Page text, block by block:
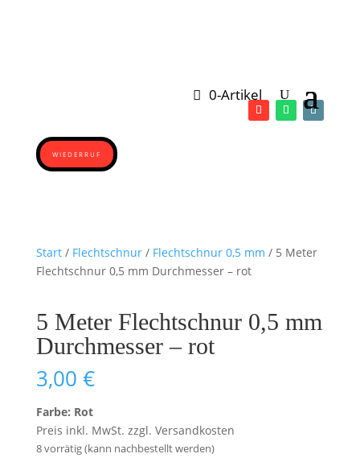
0-Artikel
WIEDERRUF
Start/ Flechtschnur/ Flechtschnur 0,5 mm / 5 Meter
Flechtschnur 0,5 mm Durchmesser – rot
5 Meter Flechtschnur 0,5 mm
Durchmesser – rot
3,00 €
Farbe: Rot
Preis inkl. MwSt. zzgl. Versandkosten
8 vorrätig (kann nachbestellt werden)